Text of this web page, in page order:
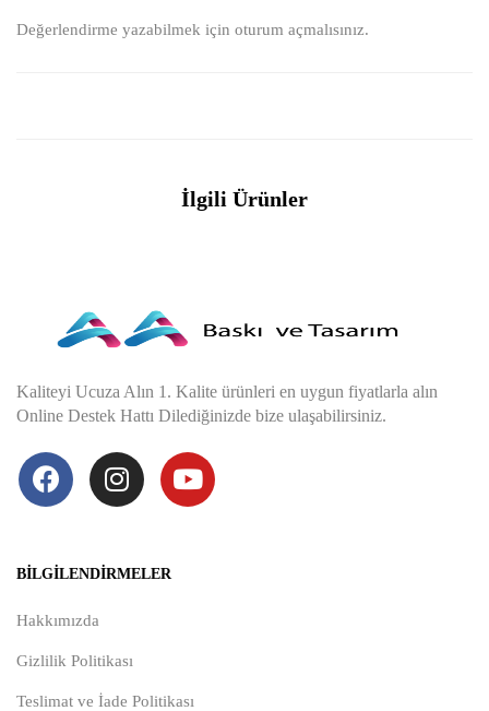
Değerlendirme yazabilmek için oturum açmalısınız.
İlgili Ürünler
Kaliteyi Ucuza Alın 1. Kalite ürünleri en uygun fiyatlarla alın
Online Destek Hattı Dilediğinizde bize ulaşabilirsiniz.
BILGILENDIRMELER
Hakkımızda
Gizlilik Politikası
Teslimat ve İade Politikası